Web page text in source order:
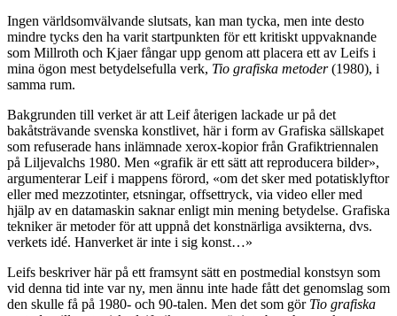
Ingen världsomvälvande slutsats, kan man tycka, men inte desto
mindre tycks den ha varit startpunkten för ett kritiskt uppvaknande
som Millroth och Kjaer fångar upp genom att placera ett av Leifs i
mina ögon mest betydelsefulla verk, Tio grafiska metoder(1980), i
samma rum.
Bakgrunden till verket är att Leif återigen lackade ur på det
bakåtsträvande svenska konstlivet, här i form av Grafiska sällskapet
som refuserade hans inlämnade xerox-kopior från Grafiktriennalen
på Liljevalchs 1980. Men «grafik är ett sätt att reproducera bilder»,
argumenterar Leif i mappens förord, «om det sker med potatisklyftor
eller med mezzotinter, etsningar, offsettryck, via video eller med
hjälp av en datamaskin saknar enligt min mening betydelse. Grafiska
tekniker är metoder för att uppnå det konstnärliga avsikterna, dvs.
verkets idé. Hanverket är inte i sig konst…»
Leifs beskriver här på ett framsynt sätt en postmedial konstsyn som
vid denna tid inte var ny, men ännu inte hade fått det genomslag som
den skulle få på 1980- och 90-talen. Men det som gör Tio grafiska